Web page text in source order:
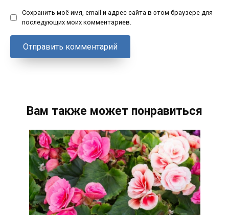
Сохранить моё имя, email и адрес сайта в этом браузере для
последующих моих комментариев.
Вам также может понравиться